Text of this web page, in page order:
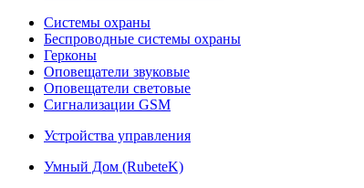
Системы охраны
Беспроводные системы охраны
Герконы
Оповещатели звуковые
Оповещатели световые
Сигнализации GSM
Устройства управления
Умный Дом (RubeteK)